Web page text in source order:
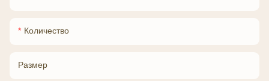
Количество
Размер